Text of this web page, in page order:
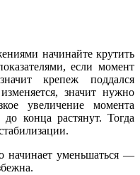
начинайте крутить
если момент
крепеж поддался
значит нужно
увеличение момента
конца растянут. Тогда
начинает уменьшаться —